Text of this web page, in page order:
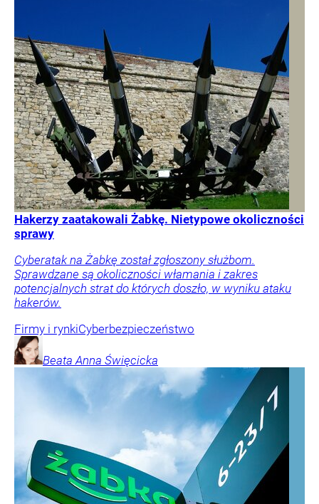
Hakerzy zaatakowali Żabkę. Nietypowe okoliczności
sprawy
Cyberatak na Żabkę został zgłoszony służbom.
Sprawdzane są okoliczności włamania i zakres
potencjalnych strat do których doszło, w wyniku ataku
hakerów.
Firmy i rynkiCyberbezpieczeństwo
Beata Anna Święcicka